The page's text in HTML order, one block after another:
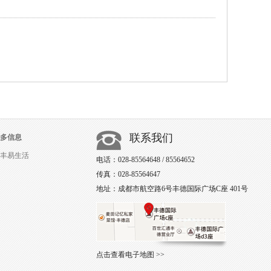
信息
易生活
联系我们
电话：028-85564648 / 85564652
传真：028-85564647
地址：成都市航空路6号丰德国际广场C座 401号
点击查看电子地图 >>